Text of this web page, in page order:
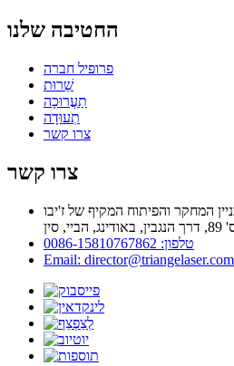
החטיבה שלנו
פרופיל חברה
שֵׁרוּת
תַעֲרוּכָה
תְעוּדָה
צרו קשר
צרו קשר
קומה 17, בניין המחקר והפיתוח המקיף של ז'יבו
סין
טלפון: 0086-15810767862
Email: director@triangelaser.com